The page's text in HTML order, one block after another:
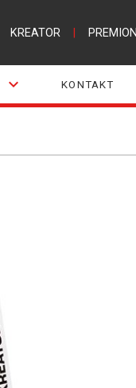
KREATOR PREMION
KONTAKT